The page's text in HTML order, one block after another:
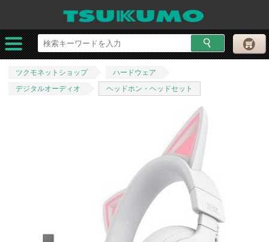
ツクモネットショップ
ハードウェア
デジタルオーディオ
ヘッドホン・ヘッドセット